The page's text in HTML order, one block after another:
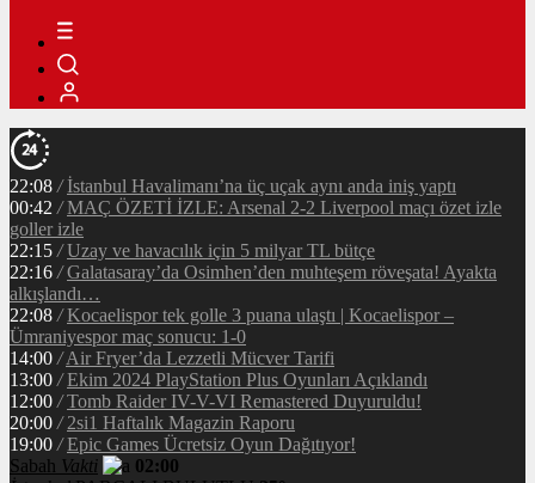
22:08 / İstanbul Havalimanı’na üç uçak aynı anda iniş yaptı
00:42 / MAÇ ÖZETİ İZLE: Arsenal 2-2 Liverpool maçı özet izle
goller izle
22:15 / Uzay ve havacılık için 5 milyar TL bütçe
22:16 / Galatasaray’da Osimhen’den muhteşem röveşata! Ayakta
alkışlandı…
22:08 / Kocaelispor tek golle 3 puana ulaştı | Kocaelispor –
Ümraniyespor maç sonucu: 1-0
14:00 / Air Fryer’da Lezzetli Mücver Tarifi
13:00 / Ekim 2024 PlayStation Plus Oyunları Açıklandı
12:00 / Tomb Raider IV-V-VI Remastered Duyuruldu!
20:00 / 2si1 Haftalık Magazin Raporu
19:00 / Epic Games Ücretsiz Oyun Dağıtıyor!
Sabah Vakti
02:00